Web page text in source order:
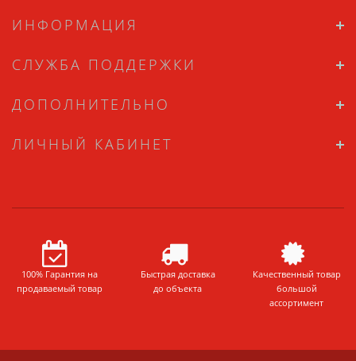
ИНФОРМАЦИЯ
СЛУЖБА ПОДДЕРЖКИ
ДОПОЛНИТЕЛЬНО
ЛИЧНЫЙ КАБИНЕТ
100% Гарантия на
продаваемый товар
Быстрая доставка
до объекта
Качественный товар
большой
ассортимент